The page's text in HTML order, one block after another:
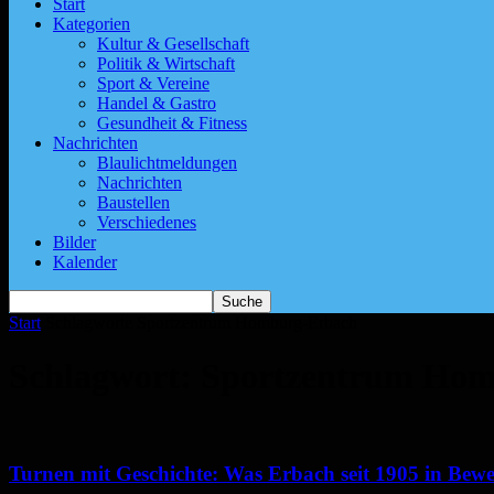
Start
Kategorien
Kultur & Gesellschaft
Politik & Wirtschaft
Sport & Vereine
Handel & Gastro
Gesundheit & Fitness
Nachrichten
Blaulichtmeldungen
Nachrichten
Baustellen
Verschiedenes
Bilder
Kalender
Start
Turnen mit Geschichte: Was Erbach seit 1905 in